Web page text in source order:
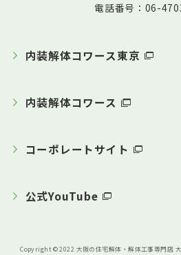
電話番号：06-
内装解体コワース東京
内装解体コワース
コーポレートサイト
公式YouTube
Copyright © 2022 大阪の住宅解体・解体工事専門店